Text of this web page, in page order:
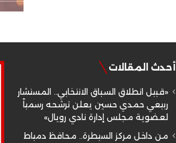
أحدث المقالات
«قبيل انطلاق السباق الانتخابي.. المستشار
ربيعي حمدي حسين يعلن ترشحه رسمياً
لعضوية مجلس إدارة نادي رويال»
من داخل مركز السيطرة.. محافظ دمياط